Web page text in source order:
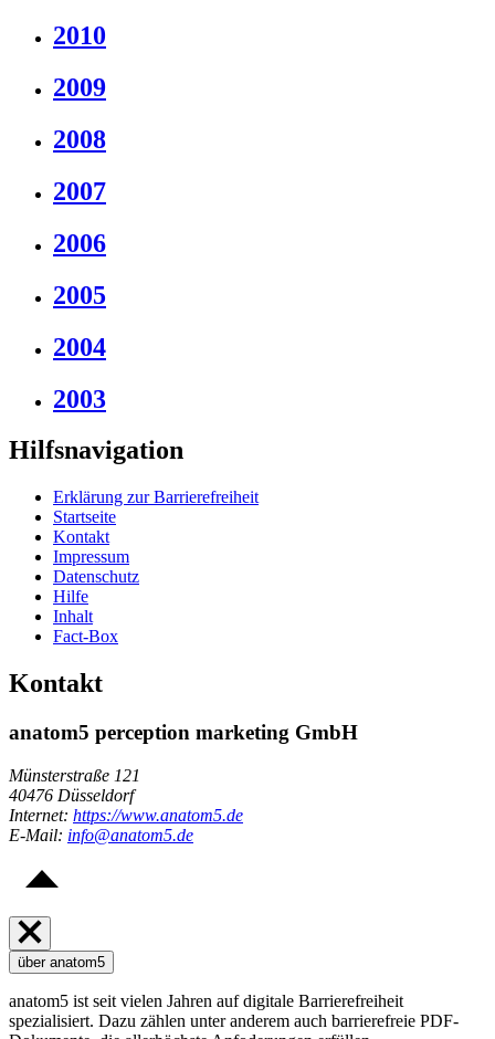
2010
2009
2008
2007
2006
2005
2004
2003
Hilfsnavigation
Erklärung zur Barrierefreiheit
Startseite
Kontakt
Impressum
Datenschutz
Hilfe
Inhalt
Fact-Box
Kontakt
anatom5 perception marketing GmbH
Münsterstraße 121
40476 Düsseldorf
Internet: https://www.anatom5.de
E-Mail: info@anatom5.de
über anatom5
anatom5 ist seit vielen Jahren auf digitale Barrierefreiheit
spezialisiert. Dazu zählen unter anderem auch barrierefreie PDF-